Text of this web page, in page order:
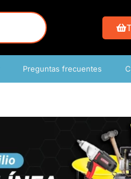
Preguntas frecuentes